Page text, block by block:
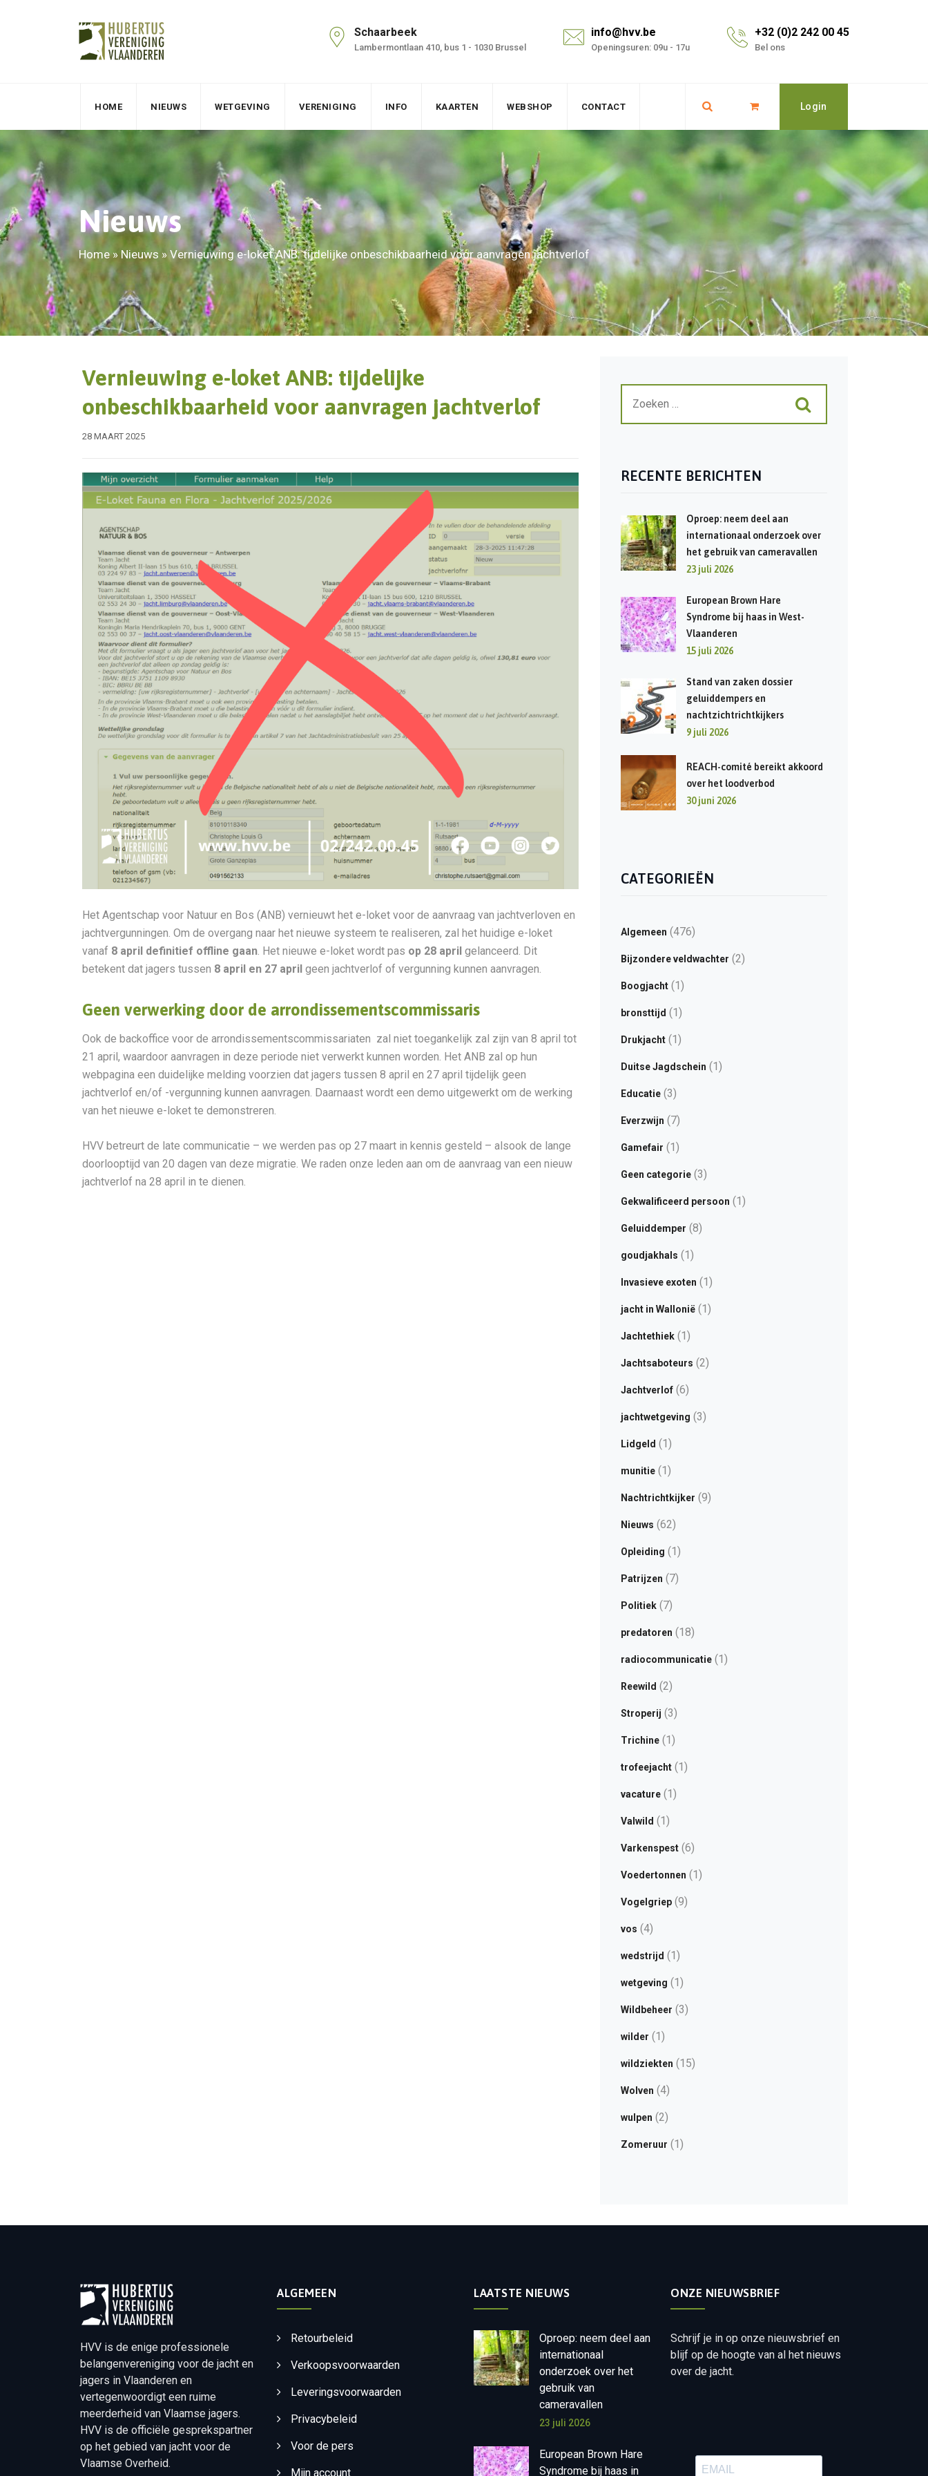
Schaarbeek
Lambermontlaan 410, bus 1 - 1030 Brussel
info@hvv.be
Openingsuren: 09u - 17u
+32 (0)2 242 00 45
Bel ons
HOME NIEUWS WETGEVING VERENIGING INFO KAARTEN WEBSHOP CONTACT Login
Nieuws
Home» Nieuws » Vernieuwing e-loket ANB: tijdelijke onbeschikbaarheid voor aanvragen jachtverlof
Vernieuwing e-loket ANB: tijdelijke
onbeschikbaarheid voor aanvragen jachtverlof
28 MAART 2025
Het Agentschap voor Natuur en Bos (ANB) vernieuwt het e-loket voor de aanvraag van jachtverloven en
jachtvergunningen. Om de overgang naar het nieuwe systeem te realiseren, zal het huidige e-loket
vanaf 8 april definitief offline gaan. Het nieuwe e-loket wordt pas op 28 aprilgelanceerd. Dit
betekent dat jagers tussen 8 april en 27 aprilgeen jachtverlof of vergunning kunnen aanvragen.
Geen verwerking door de arrondissementscommissaris
Ook de backoffice voor de arrondissementscommissariaten zal niet toegankelijk zal zijn van 8 april tot
21 april, waardoor aanvragen in deze periode niet verwerkt kunnen worden. Het ANB zal op hun
webpagina een duidelijke melding voorzien dat jagers tussen 8 april en 27 april tijdelijk geen
jachtverlof en/of -vergunning kunnen aanvragen. Daarnaast wordt een demo uitgewerkt om de werking
van het nieuwe e-loket te demonstreren.
HVV betreurt de late communicatie – we werden pas op 27 maart in kennis gesteld – alsook de lange
doorlooptijd van 20 dagen van deze migratie. We raden onze leden aan om de aanvraag van een nieuw
jachtverlof na 28 april in te dienen.
RECENTE BERICHTEN
Oproep: neem deel aan
internationaal onderzoek over
het gebruik van cameravallen
23 juli 2026
European Brown Hare
Syndrome bij haas in West-
Vlaanderen
15 juli 2026
Stand van zaken dossier
geluiddempers en
nachtzichtrichtkijkers
9 juli 2026
REACH-comité bereikt akkoord
over het loodverbod
30 juni 2026
CATEGORIEËN
Algemeen (476)
Bijzondere veldwachter (2)
Boogjacht(1)
bronsttijd (1)
Drukjacht(1)
Duitse Jagdschein (1)
Educatie(3)
Everzwijn (7)
Gamefair (1)
Geen categorie(3)
Gekwalificeerd persoon (1)
Geluiddemper (8)
goudjakhals (1)
Invasieve exoten (1)
jacht in Wallonië(1)
Jachtethiek(1)
Jachtsaboteurs (2)
Jachtverlof(6)
jachtwetgeving (3)
Lidgeld (1)
munitie(1)
Nachtrichtkijker (9)
Nieuws (62)
Opleiding (1)
Patrijzen (7)
Politiek(7)
predatoren (18)
radiocommunicatie(1)
Reewild (2)
Stroperij (3)
Trichine(1)
trofeejacht(1)
vacature(1)
Valwild (1)
Varkenspest(6)
Voedertonnen (1)
Vogelgriep(9)
vos (4)
wedstrijd (1)
wetgeving (1)
Wildbeheer (3)
wilder (1)
wildziekten (15)
Wolven (4)
wulpen (2)
Zomeruur (1)
HVV is de enige professionele
belangenvereniging voor de jacht en
jagers in Vlaanderen en
vertegenwoordigt een ruime
meerderheid van Vlaamse jagers.
HVV is de officiële gesprekspartner
op het gebied van jacht voor de
Vlaamse Overheid.
ALGEMEEN
Retourbeleid
Verkoopsvoorwaarden
Leveringsvoorwaarden
Privacybeleid
Voor de pers
Mijn account
LAATSTE NIEUWS
Oproep: neem deel aan
internationaal
onderzoek over het
gebruik van
cameravallen
23 juli 2026
European Brown Hare
Syndrome bij haas in
ONZE NIEUWSBRIEF
Schrijf je in op onze nieuwsbrief en
blijf op de hoogte van al het nieuws
over de jacht.